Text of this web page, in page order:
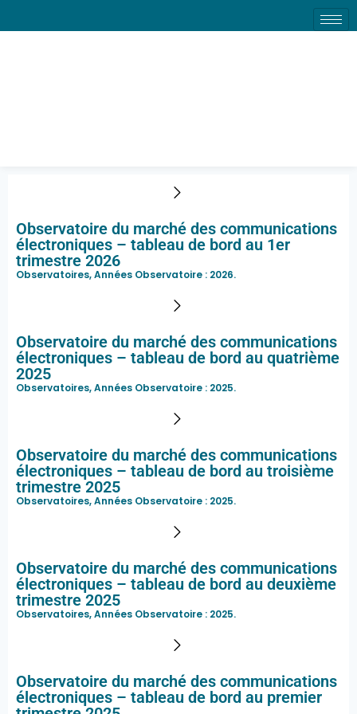
Observatoire du marché des communications
électroniques – tableau de bord au 1er
trimestre 2026
Observatoires, Années Observatoire : 2026.
Observatoire du marché des communications
électroniques – tableau de bord au quatrième
2025
Observatoires, Années Observatoire : 2025.
Observatoire du marché des communications
électroniques – tableau de bord au troisième
trimestre 2025
Observatoires, Années Observatoire : 2025.
Observatoire du marché des communications
électroniques – tableau de bord au deuxième
trimestre 2025
Observatoires, Années Observatoire : 2025.
Observatoire du marché des communications
électroniques – tableau de bord au premier